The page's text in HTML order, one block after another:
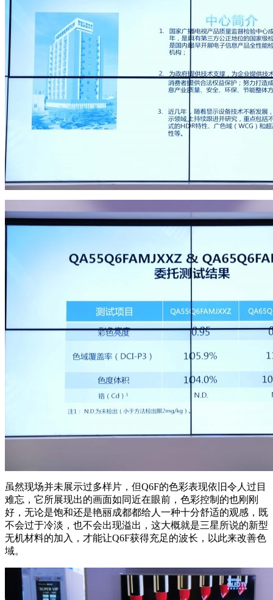
虽然现场并未展示过多样片，但Q6F的色彩表现依旧令人过目
难忘，它所展现出的画面如同近在眼前，色彩控制的也刚刚
好，无论是饱和还是艳丽成都都给人一种十分舒适的观感，既
不会过于冷淡，也不会出现溢出，这大概就是三星所说的新型
无机材料的加入，才能让Q6F获得充足的波长，以此来改善色
域。